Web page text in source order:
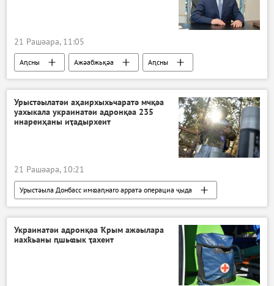
21 Рашәара, 11:05
Аԥсны Ажәабжьқәа Аԥсны
Урыстәылатәи аҳаирхыхьчаратә мчқәа
уахыкала украинатәи адронқәа 235
инареиҳаны иҭадырхеит
21 Рашәара, 10:21
Урыстәыла Донбасс имҩаԥнаго арратә операциа ҷыда
Ажәабжьқәа
Украина
Украинатәи адронқәа Ҟрым ажәылара
иахҟьаны ԥшьҩык ҭахеит